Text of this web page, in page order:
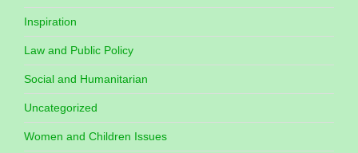
Inspiration
Law and Public Policy
Social and Humanitarian
Uncategorized
Women and Children Issues